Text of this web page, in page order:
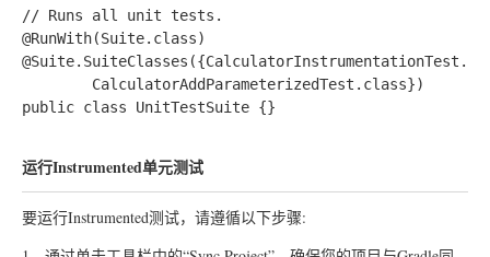
// Runs all unit tests.
@RunWith(Suite.class)
CalculatorAddParameterizedTest.class})
public class UnitTestSuite {}
运行Instrumented单元测试
要运行Instrumented测试，请遵循以下步骤: